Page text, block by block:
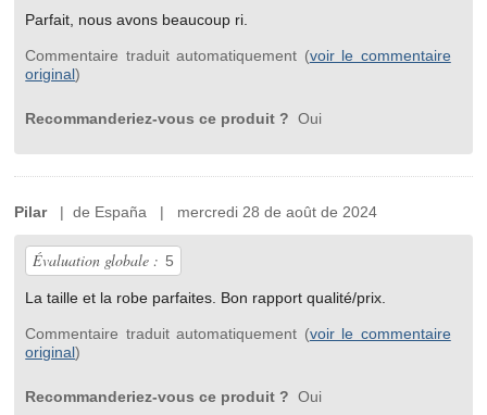
Parfait, nous avons beaucoup ri.
Commentaire traduit automatiquement (voir le commentaire
original)
Recommanderiez-vous ce produit ? Oui
Pilar| de España | mercredi 28 de août de 2024
Évaluation globale : 5
La taille et la robe parfaites. Bon rapport qualité/prix.
Commentaire traduit automatiquement (voir le commentaire
original)
Recommanderiez-vous ce produit ? Oui